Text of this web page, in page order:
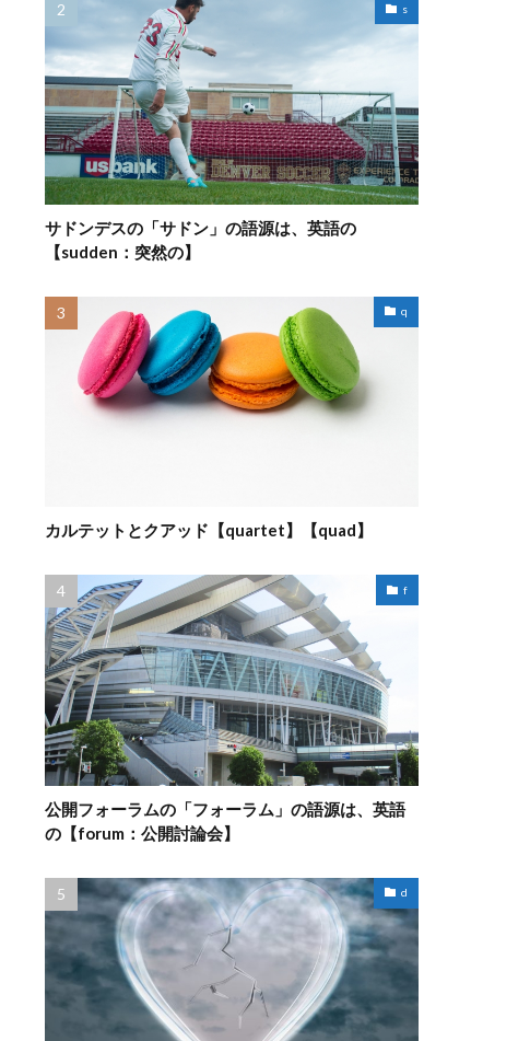
s
サドンデスの「サドン」の語源は、英語の
【sudden：突然の】
q
カルテットとクアッド【quartet】【quad】
f
公開フォーラムの「フォーラム」の語源は、英語
の【forum：公開討論会】
d